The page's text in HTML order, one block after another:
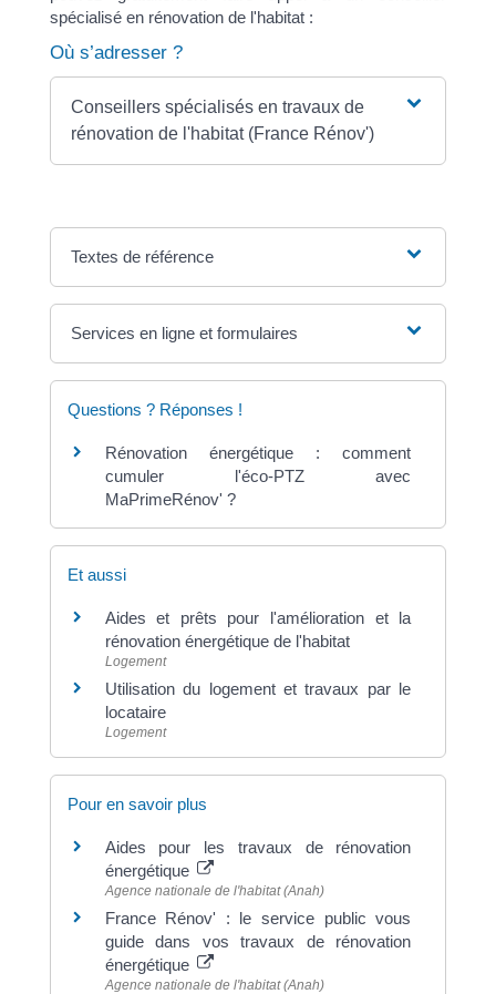
spécialisé en rénovation de l'habitat :
Où s’adresser ?
Conseillers spécialisés en travaux de
rénovation de l'habitat (France Rénov')
Textes de référence
Services en ligne et formulaires
Questions ? Réponses !
Rénovation énergétique : comment
cumuler l'éco-PTZ avec
MaPrimeRénov' ?
Et aussi
Aides et prêts pour l'amélioration et la
rénovation énergétique de l'habitat
Logement
Utilisation du logement et travaux par le
locataire
Logement
Pour en savoir plus
Aides pour les travaux de rénovation
énergétique
Agence nationale de l'habitat (Anah)
France Rénov' : le service public vous
guide dans vos travaux de rénovation
énergétique
Agence nationale de l'habitat (Anah)